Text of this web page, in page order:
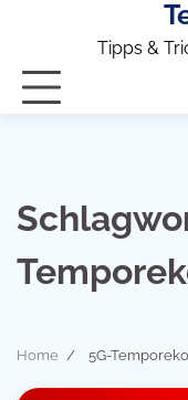
Tipps &
Home 5G-